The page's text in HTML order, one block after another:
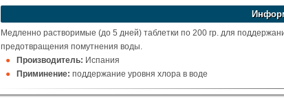
устроит?
Медленно растворимые (до 5 дней) таблетки по 200 гр. для
предотвращения помутнения воды.
Производитель: Испания
Приминение: поддержание уровня хлора в воде
Упаковка:5 кг.